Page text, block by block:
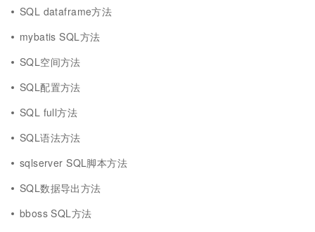
SQL dataframe方法
mybatis SQL方法
SQL空间方法
SQL配置方法
SQL full方法
SQL语法方法
sqlserver SQL脚本方法
SQL数据导出方法
bboss SQL方法